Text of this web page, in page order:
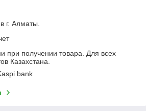
г. Алматы.
при получении товара. Для всех
Казахстана.
bank